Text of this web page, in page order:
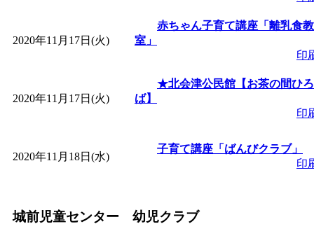
2020年11月17日(火)
赤ちゃん子育て講座「離乳食教
室」
印
2020年11月17日(火)
★北会津公民館【お茶の間ひろ
ば】
印
2020年11月18日(水)
子育て講座「ばんびクラブ」
印
城前児童センター 幼児クラブ